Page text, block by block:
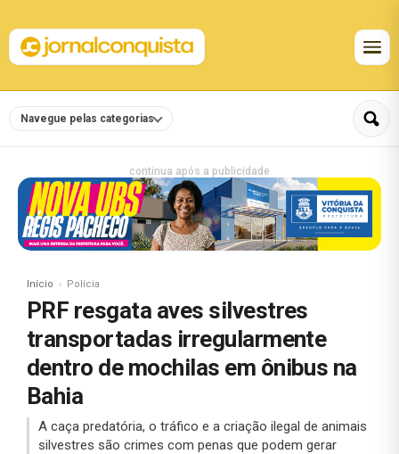
Navegue pelas categorias
continua após a publicidade
Início Polícia
PRF resgata aves silvestres
transportadas irregularmente
dentro de mochilas em ônibus na
Bahia
A caça predatória, o tráfico e a criação ilegal de animais
silvestres são crimes com penas que podem gerar